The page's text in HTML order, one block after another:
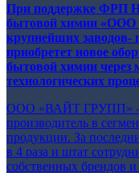
При поддержке ФРП
бытовой химии
крупнейших заводов-
приобретет новое
бытовой химии через
технологических
ООО «ВАЙТ ГРУПП» -
производитель в
продукции. За
в 4 раза и штат
собственных брендов